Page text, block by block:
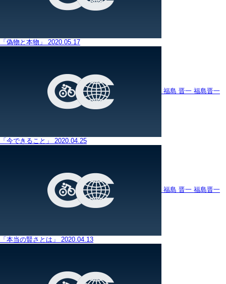
「偽物と本物」 2020.05.17
福島 晋一 福島晋一
「今できること」 2020.04.25
福島 晋一 福島晋一
「本当の賢さとは」 2020.04.13